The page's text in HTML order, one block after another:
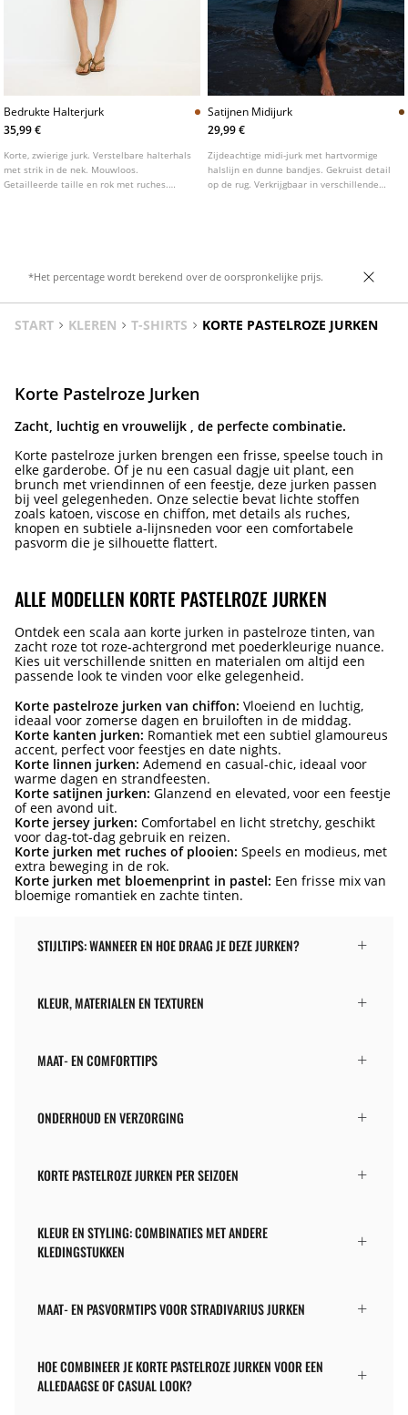
Bedrukte Halterjurk
35,99 €
Korte, zwierige jurk. Verstelbare halterhals
met strik in de nek. Mouwloos.
Getailleerde taille en rok met ruches.
Satijnen Midijurk
29,99 €
Zijdeachtige midi-jurk met hartvormige
halslijn en dunne bandjes. Gekruist detail
op de rug. Verkrijgbaar in verschillende
*Het percentage wordt berekend over de oorspronkelijke prijs.
START KLEREN T-SHIRTS KORTE PASTELROZE JURKEN
Korte Pastelroze Jurken
Zacht, luchtig en vrouwelijk , de perfecte combinatie.
Korte pastelroze jurken brengen een frisse, speelse touch in
elke garderobe. Of je nu een casual dagje uit plant, een
brunch met vriendinnen of een feestje, deze jurken passen
bij veel gelegenheden. Onze selectie bevat lichte stoffen
zoals katoen, viscose en chiffon, met details als ruches,
knopen en subtiele a-lijnsneden voor een comfortabele
pasvorm die je silhouette flattert.
ALLE MODELLEN KORTE PASTELROZE JURKEN
Ontdek een scala aan korte jurken in pastelroze tinten, van
zacht roze tot roze-achtergrond met poederkleurige nuance.
Kies uit verschillende snitten en materialen om altijd een
passende look te vinden voor elke gelegenheid.
Korte pastelroze jurken van chiffon: Vloeiend en luchtig,
ideaal voor zomerse dagen en bruiloften in de middag.
Korte kanten jurken: Romantiek met een subtiel glamoureus
accent, perfect voor feestjes en date nights.
Korte linnen jurken: Ademend en casual-chic, ideaal voor
warme dagen en strandfeesten.
Korte satijnen jurken: Glanzend en elevated, voor een feestje
of een avond uit.
Korte jersey jurken: Comfortabel en licht stretchy, geschikt
voor dag-tot-dag gebruik en reizen.
Korte jurken met ruches of plooien: Speels en modieus, met
extra beweging in de rok.
Korte jurken met bloemenprint in pastel: Een frisse mix van
bloemige romantiek en zachte tinten.
STIJLTIPS: WANNEER EN HOE DRAAG JE DEZE JURKEN?
KLEUR, MATERIALEN EN TEXTUREN
MAAT- EN COMFORTTIPS
ONDERHOUD EN VERZORGING
KORTE PASTELROZE JURKEN PER SEIZOEN
KLEUR EN STYLING: COMBINATIES MET ANDERE
KLEDINGSTUKKEN
MAAT- EN PASVORMTIPS VOOR STRADIVARIUS JURKEN
HOE COMBINEER JE KORTE PASTELROZE JURKEN VOOR EEN
ALLEDAAGSE OF CASUAL LOOK?